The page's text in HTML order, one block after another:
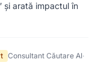
și arată impactul în
Consultant Căutare AI·